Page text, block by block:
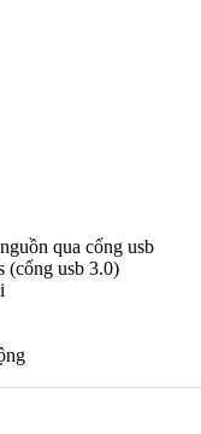
qua cổng usb
(cổng usb 3.0)